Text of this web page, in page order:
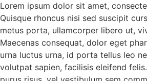
Lorem ipsum dolor sit amet,
Quisque rhoncus nisi sed suscipit
metus porta, ullamcorper libero ut,
Maecenas consequat, dolor eget
urna luctus urna, id porta tellus leo
volutpat sapien, facilisis eleifend